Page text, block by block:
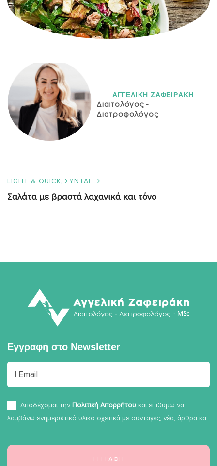
ΑΓΓΕΛΙΚH ΖΑΦΕΙΡAΚΗ
Διαιτολόγος -
Διατροφολόγος
LIGHT & QUICK, ΣΥΝΤΑΓΈΣ
Σαλάτα με βραστά λαχανικά και τόνο
Εγγραφή στο Newsletter
Αποδέχομαι την Πολιτική Απορρήτου και επιθυμώ να
λαμβάνω ενημερωτικό υλικό σχετικά με συνταγές, νέα, άρθρα κα.